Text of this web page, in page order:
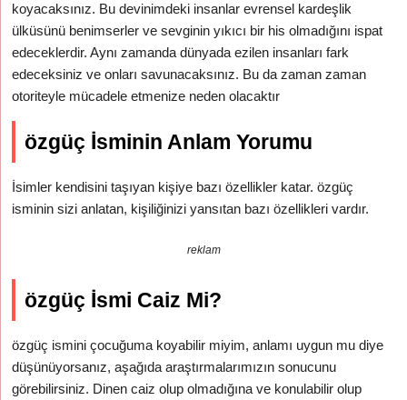
koyacaksınız. Bu devinimdeki insanlar evrensel kardeşlik
ülküsünü benimserler ve sevginin yıkıcı bir his olmadığını ispat
edeceklerdir. Aynı zamanda dünyada ezilen insanları fark
edeceksiniz ve onları savunacaksınız. Bu da zaman zaman
otoriteyle mücadele etmenize neden olacaktır
özgüç İsminin Anlam Yorumu
İsimler kendisini taşıyan kişiye bazı özellikler katar. özgüç
isminin sizi anlatan, kişiliğinizi yansıtan bazı özellikleri vardır.
reklam
özgüç İsmi Caiz Mi?
özgüç ismini çocuğuma koyabilir miyim, anlamı uygun mu diye
düşünüyorsanız, aşağıda araştırmalarımızın sonucunu
görebilirsiniz. Dinen caiz olup olmadığına ve konulabilir olup